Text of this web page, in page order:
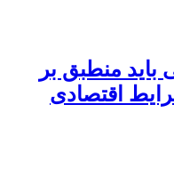
منطبق بر
اقتصادی